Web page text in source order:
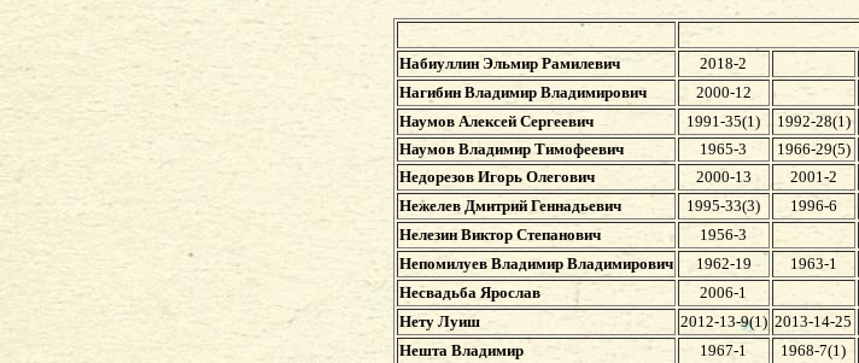
Набиуллин Эльмир Рамилевич
2018-2
Нагибин Владимир Владимирович
2000-12
Наумов Алексей Сергеевич
1991-35(1) 1992-28(1)
Наумов Владимир Тимофеевич
1965-3 1966-29(5)
Недорезов Игорь Олегович
2000-13 2001-2
Нежелев Дмитрий Геннадьевич
1995-33(3)
1996-6
Нелезин Виктор Степанович
1956-3
Непомилуев Владимир Владимирович
1962-19 1963-1
Несвадьба Ярослав
2006-1
Нету Луиш
2012-13-9(1) 2013-14-25
Нешта Владимир
1967-1 1968-7(1)